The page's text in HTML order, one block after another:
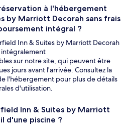
à l'hébergement
by Marriott Decorah sans frais
intégral ?
Inn & Suites by Marriott Decorah
sur notre site, qui peuvent être
jours avant l'arrivée. Consultez la
l'hébergement pour plus de détails
d'utilisation.
Inn & Suites by Marriott
d'une piscine ?